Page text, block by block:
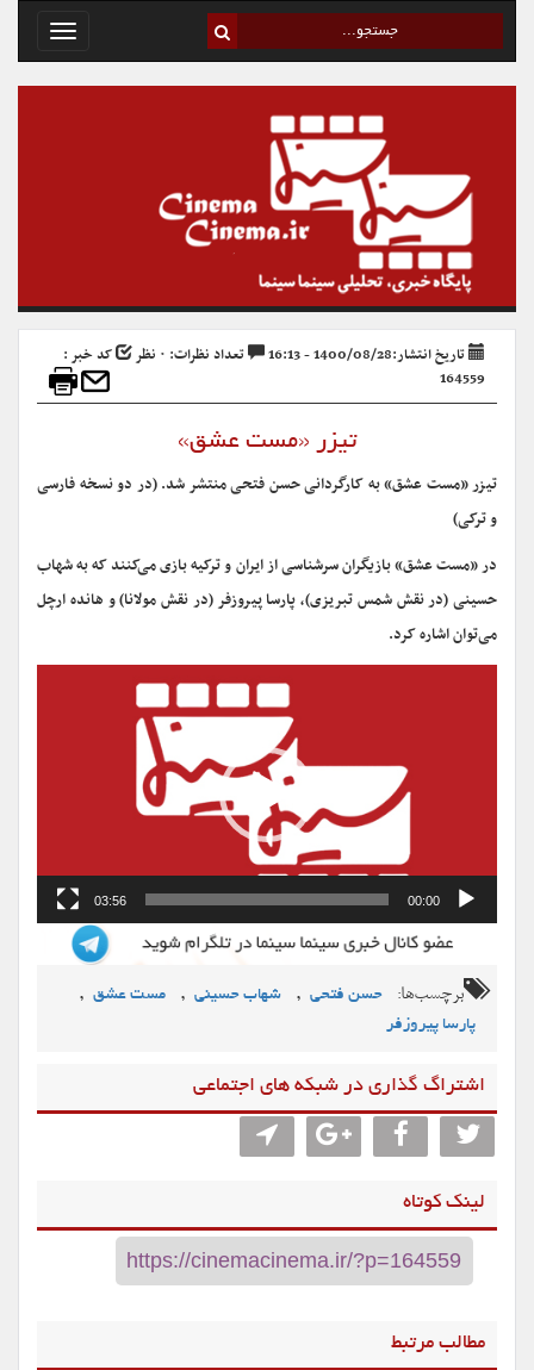
Toggle
تاریخ انتشار:1400/08/28 - 16:13 تعداد نظرات: ۰ نظر
کد خبر :
164559
تیزر «مست عشق»
تیزر «مست عشق» به کارگردانی حسن فتحی منتشر شد. (در دو نسخه فارسی
و ترکی)
در «مست عشق» بازیگران سرشناسی از ایران و ترکیه بازی می‌کنند که به شهاب
حسینی (در نقش شمس تبریزی)، پارسا پیروزفر (در نقش مولانا) و هانده ارچل
می‌توان اشاره کرد.
00:00
03:56
برچسب‌ها: حسن فتحی , شهاب حسینی , مست عشق ,
پارسا پیروزفر
اشتراگ گذاری در شبکه های اجتماعی
لینک کوتاه
مطالب مرتبط